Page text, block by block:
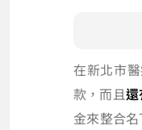
在新北市
款，而且
金來整合